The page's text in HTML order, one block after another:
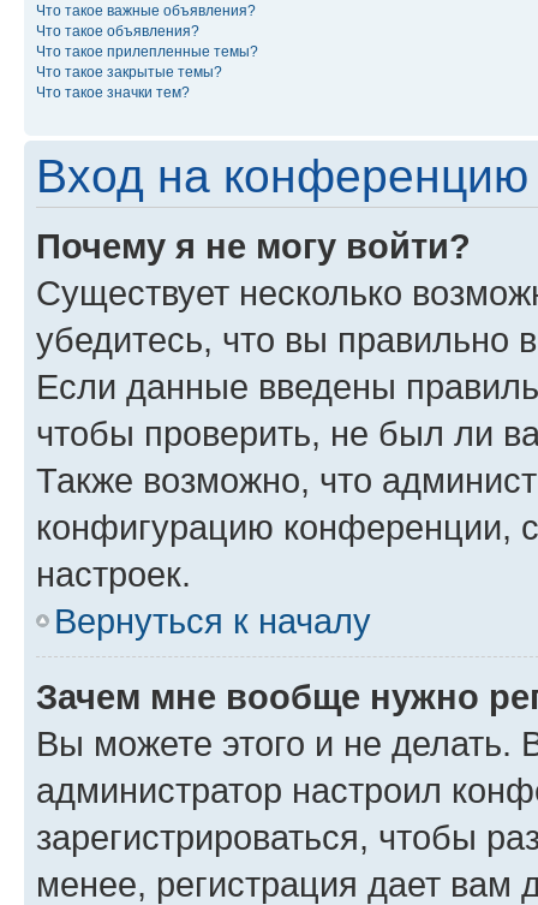
Что такое важные объявления?
Что такое объявления?
Что такое прилепленные темы?
Что такое закрытые темы?
Что такое значки тем?
Вход на конференцию
Почему я не могу войти?
Существует несколько
убедитесь, что вы правильно
Если данные введены
чтобы проверить, не был ли
Также возможно, что
конфигурацию конференции,
настроек.
Вернуться к началу
Зачем мне вообще нужно
Вы можете этого и не делать.
администратор настроил
зарегистрироваться, чтобы
менее, регистрация дает вам